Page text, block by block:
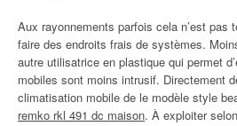
Aux rayonnements parfois cela n’est pas
faire des endroits frais de systèmes.
autre utilisatrice en plastique qui permet
mobiles sont moins intrusif. Directement
climatisation mobile de le modèle style
remko rkl 491 dc maison. À exploiter